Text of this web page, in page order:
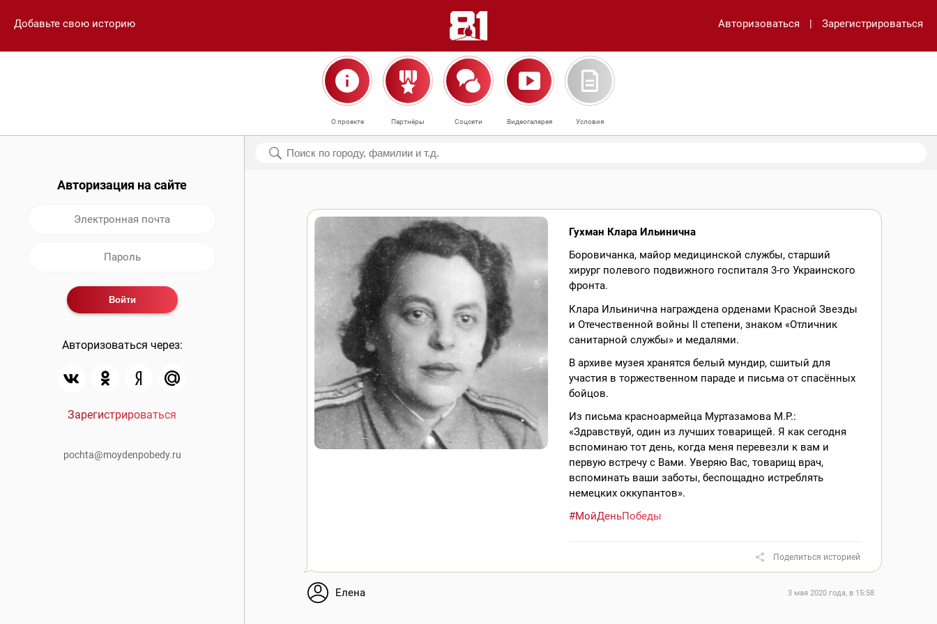
Добавьте свою историю Авторизоваться | Зарегистрироваться
О проекте Партнёры Соцсети Видеогалерея Условия
Авторизация на сайте
Авторизоваться через:
Зарегистрироваться
pochta@moydenpobedy.ru
Гухман Клара Ильинична
Боровичанка, майор медицинской службы, старший
хирург полевого подвижного госпиталя 3-го Украинского
фронта.
Клара Ильинична награждена орденами Красной Звезды
и Отечественной войны II степени, знаком «Отличник
санитарной службы» и медалями.
В архиве музея хранятся белый мундир, сшитый для
участия в торжественном параде и письма от спасённых
бойцов.
Из письма красноармейца Муртазамова М.Р.:
«Здравствуй, один из лучших товарищей. Я как сегодня
вспоминаю тот день, когда меня перевезли к вам и
первую встречу с Вами. Уверяю Вас, товарищ врач,
вспоминать ваши заботы, беспощадно истреблять
немецких оккупантов».
#МойДеньПобеды
Поделиться историей
Елена 3 мая 2020 года, в 15:58